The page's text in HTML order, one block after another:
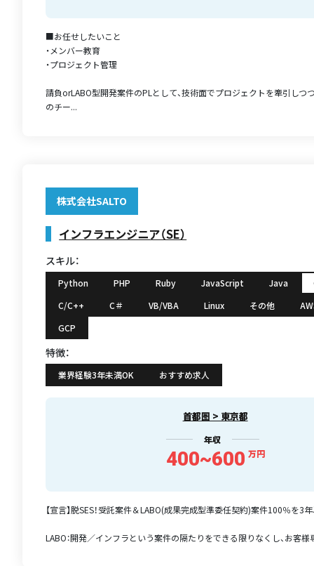
■お任せしたいこと
・メンバー教育
・プロジェクト管理
請負orLABO型開発案件のPLとして、技術面でプロジェクトを牽引しつ
のチー...
株式会社SALTO
インフラエンジニア（SE）
スキル：
Python PHP Ruby JavaScript Java
C/C++
C＃ VB/VBA Linux その他
GCP
特徴：
業界経験3年未満OK おすすめ求人
首都圏 > 東京都
年収
400~600 万円
【宣言】脱SES！受託案件＆LABO(成果完成型準委任契約)案件100％を3
LABO：開発／インフラという案件の隔たりをできる限りなくし、お客様